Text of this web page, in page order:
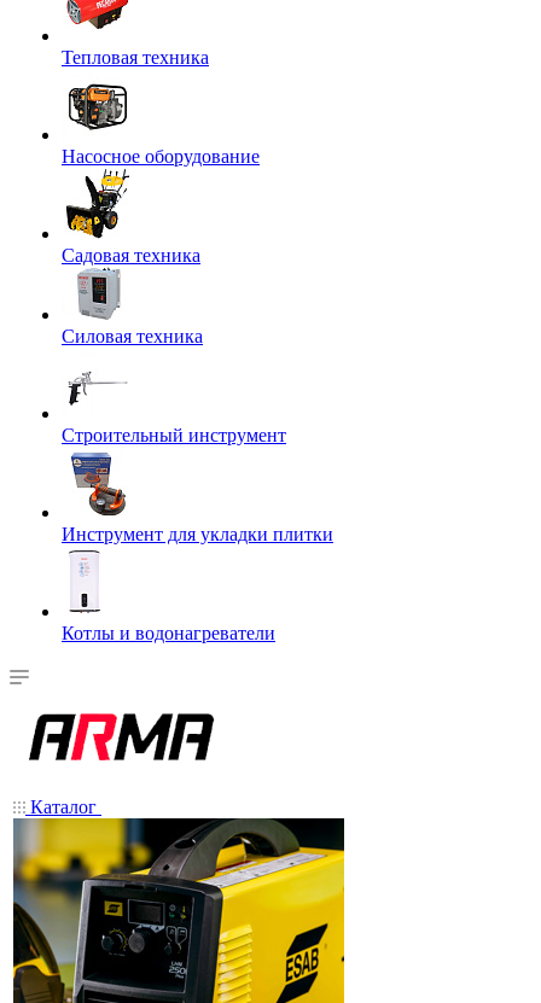
Тепловая техника
Насосное оборудование
Садовая техника
Силовая техника
Строительный инструмент
Инструмент для укладки плитки
Котлы и водонагреватели
Каталог